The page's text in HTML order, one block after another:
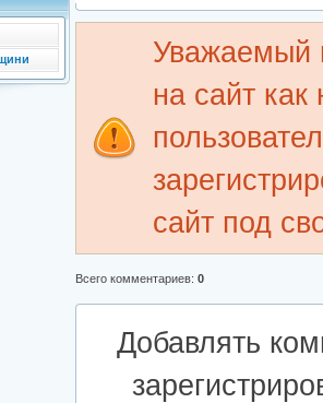
Уважаемый
на сайт как
сайт под
Всего комментариев: 0
Добавлять